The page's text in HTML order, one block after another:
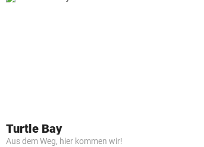
Turtle Bay
Aus dem Weg, hier kommen wir!